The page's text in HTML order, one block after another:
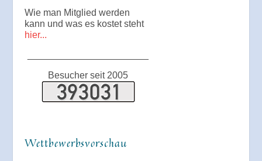
Wie man Mitglied werden
kann und was es kostet steht
hier...
Besucher seit 2005
Wettbewerbsvorschau